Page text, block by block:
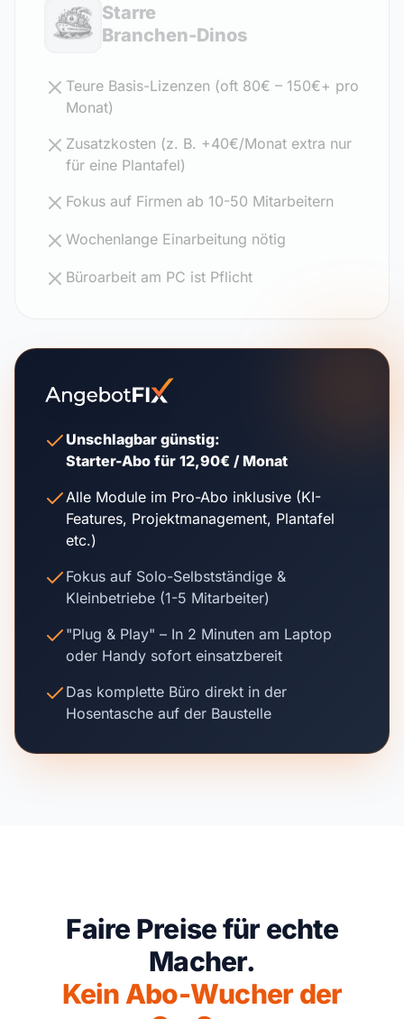
Starre
Branchen-Dinos
Teure Basis-Lizenzen (oft 80€ – 150€+ pro
Monat)
Zusatzkosten (z. B. +40€/Monat extra nur
für eine Plantafel)
Fokus auf Firmen ab 10-50 Mitarbeitern
Wochenlange Einarbeitung nötig
Büroarbeit am PC ist Pflicht
Unschlagbar günstig:
Starter-Abo für 12,90€ / Monat
Alle Module im Pro-Abo inklusive (KI-
Features, Projektmanagement, Plantafel
etc.)
Fokus auf Solo-Selbstständige &
Kleinbetriebe (1-5 Mitarbeiter)
"Plug & Play" – In 2 Minuten am Laptop
oder Handy sofort einsatzbereit
Das komplette Büro direkt in der
Hosentasche auf der Baustelle
Faire Preise für echte
Macher.
Kein Abo-Wucher der